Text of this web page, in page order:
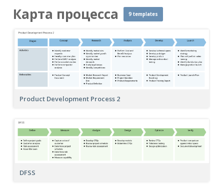
Карта процесса 9 templates
Product Development Process 2
DFSS